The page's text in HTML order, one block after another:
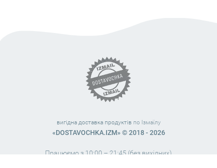
вигідна доставка продуктів по Ізмаїлу
«DOSTAVOCHKA.IZM» © 2018 - 2026
Працюємо з 10:00 – 21:45 (без вихідних)